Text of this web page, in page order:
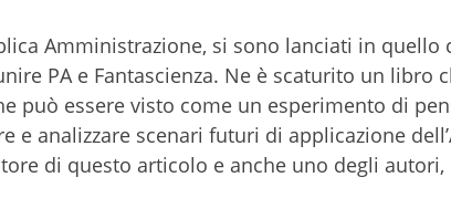
Amministrazione, si sono lanciati in quello
PA e Fantascienza. Ne è scaturito un libro
può essere visto come un esperimento di
analizzare scenari futuri di applicazione
di questo articolo e anche uno degli